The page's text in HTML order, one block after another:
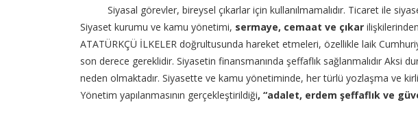
Siyasal görevler, bireysel çıkarlar için kullanılmamalıdır. Ticaret ile
Siyaset kurumu ve kamu yönetimi, sermaye, cemaat ve çıkar
ATATÜRKÇÜ İLKELER doğrultusunda hareket etmeleri, özellikle laik
son derece gereklidir. Siyasetin finansmanında şeffaflık sağlanmalıdır
neden olmaktadır. Siyasette ve kamu yönetiminde, her türlü yozlaşma ve
Yönetim yapılanmasının gerçekleştirildiği, “adalet, erdem şeffaflık ve